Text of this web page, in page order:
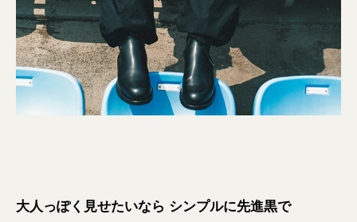
大人っぽく見せたいなら シンプルに先進黒で